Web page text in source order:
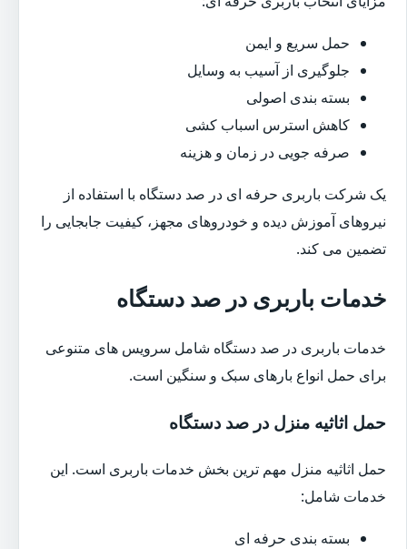
حمل سریع و ایمن
جلوگیری از آسیب به وسایل
بسته بندی اصولی
کاهش استرس اسباب کشی
صرفه جویی در زمان و هزینه
یک شرکت باربری حرفه ای در صد دستگاه با استفاده از
نیروهای آموزش دیده و خودروهای مجهز، کیفیت جابجایی را
تضمین می کند.
خدمات باربری در صد دستگاه
خدمات باربری در صد دستگاه شامل سرویس های متنوعی
برای حمل انواع بارهای سبک و سنگین است.
حمل اثاثیه منزل در صد دستگاه
حمل اثاثیه منزل مهم ترین بخش خدمات باربری است. این
خدمات شامل:
بسته بندی حرفه ای